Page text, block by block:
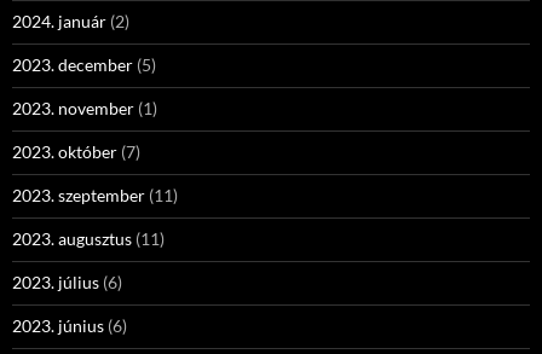
2024. január (2)
2023. december (5)
2023. november (1)
2023. október (7)
2023. szeptember (11)
2023. augusztus (11)
2023. július (6)
2023. június (6)